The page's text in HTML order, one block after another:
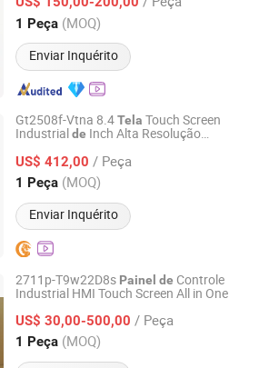
1 Peça (MOQ)
Enviar Inquérito
Desde 2023
Gt2508f-Vtna 8.4Tela Touch Screen
Industrial de Inch Alta Resolução
deControlede Automação
US$ 412,00 / Peça
1 Peça (MOQ)
Enviar Inquérito
Technology Co., Ltd.
Desde 2026
2711p-T9w22D8s Painel de Controle
Industrial HMI Touch Screen All in One
US$ 30,00-500,00 / Peça
1 Peça (MOQ)
Equipment Co. , Ltd.
Desde 2022